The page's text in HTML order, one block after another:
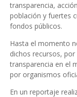
transparencia,
población y fuertes
fondos públicos.
Hasta el momento
dichos recursos,
transparencia en el
por organismos
En un reportaje